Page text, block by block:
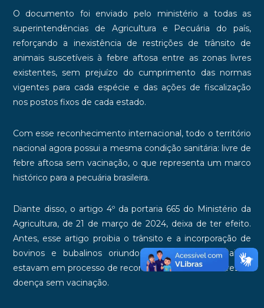
O documento foi enviado pelo ministério a todas as
superintendências de Agricultura e Pecuária do país,
reforçando a inexistência de restrições de trânsito de
animais suscetíveis à febre aftosa entre as zonas livres
existentes, sem prejuízo do cumprimento das normas
vigentes para cada espécie e das ações de fiscalização
nos postos fixos de cada estado.
Com esse reconhecimento internacional, todo o território
nacional agora possui a mesma condição sanitária: livre de
febre aftosa sem vacinação, o que representa um marco
histórico para a pecuária brasileira.
Diante disso, o artigo 4º da portaria 665 do Ministério da
Agricultura, de 21 de março de 2024, deixa de ter efeito.
Antes, esse artigo proibia o trânsito e a incorporação de
bovinos e bubalinos oriundos de estados que ainda
estavam em processo de reconhecimento como livres da
doença sem vacinação.